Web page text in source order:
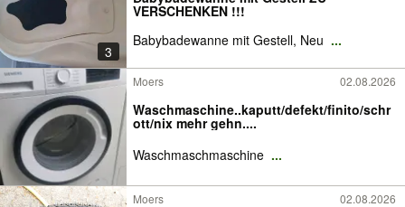
3
VERSCHENKEN !!!
Babybadewanne mit Gestell, Neu ...
Moers 02.08.2026
Waschmaschine..kaputt/defekt/finito/schr
ott/nix mehr gehn....
Waschmaschmaschine ...
Moers 02.08.2026